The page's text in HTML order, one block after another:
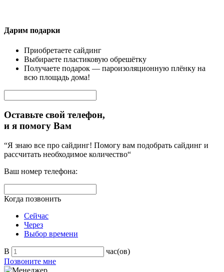
Дарим подарки
Приобретаете сайдинг
Выбираете пластиковую обрешётку
Получаете подарок — пароизоляционную плёнку на
всю площадь дома!
Оставьте свой телефон,
и я помогу Вам
“Я знаю все про сайдинг! Помогу вам подобрать сайдинг и
рассчитать необходимое количество“
Ваш номер телефона:
Когда позвонить
Сейчас
Через
Выбор времени
В
час(ов)
Позвоните мне